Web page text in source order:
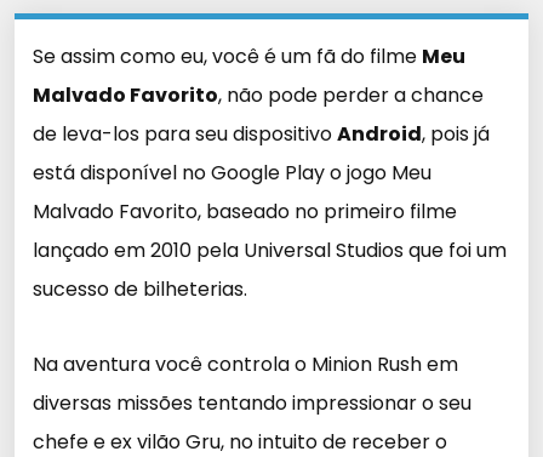
Se assim como eu, você é um fã do filme Meu
Malvado Favorito, não pode perder a chance
de leva-los para seu dispositivoAndroid, pois já
está disponível no Google Play o jogo Meu
Malvado Favorito, baseado no primeiro filme
lançado em 2010 pela Universal Studios que foi um
sucesso de bilheterias.
Na aventura você controla o Minion Rush em
diversas missões tentando impressionar o seu
chefe e ex vilão Gru, no intuito de receber o